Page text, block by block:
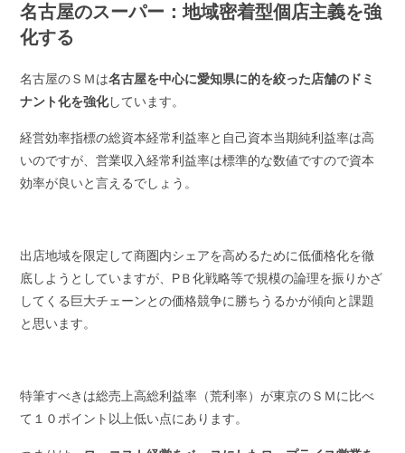
名古屋のスーパー：地域密着型個店主義を強
化する
名古屋のＳＭは名古屋を中心に愛知県に的を絞った店舗のドミ
ナント化を強化しています。
経営効率指標の総資本経常利益率と自己資本当期純利益率は高
いのですが、営業収入経常利益率は標準的な数値ですので資本
効率が良いと言えるでしょう。
出店地域を限定して商圏内シェアを高めるために低価格化を徹
底しようとしていますが、PＢ化戦略等で規模の論理を振りかざ
してくる巨大チェーンとの価格競争に勝ちうるかが傾向と課題
と思います。
特筆すべきは総売上高総利益率（荒利率）が東京のＳＭに比べ
て１０ポイント以上低い点にあります。